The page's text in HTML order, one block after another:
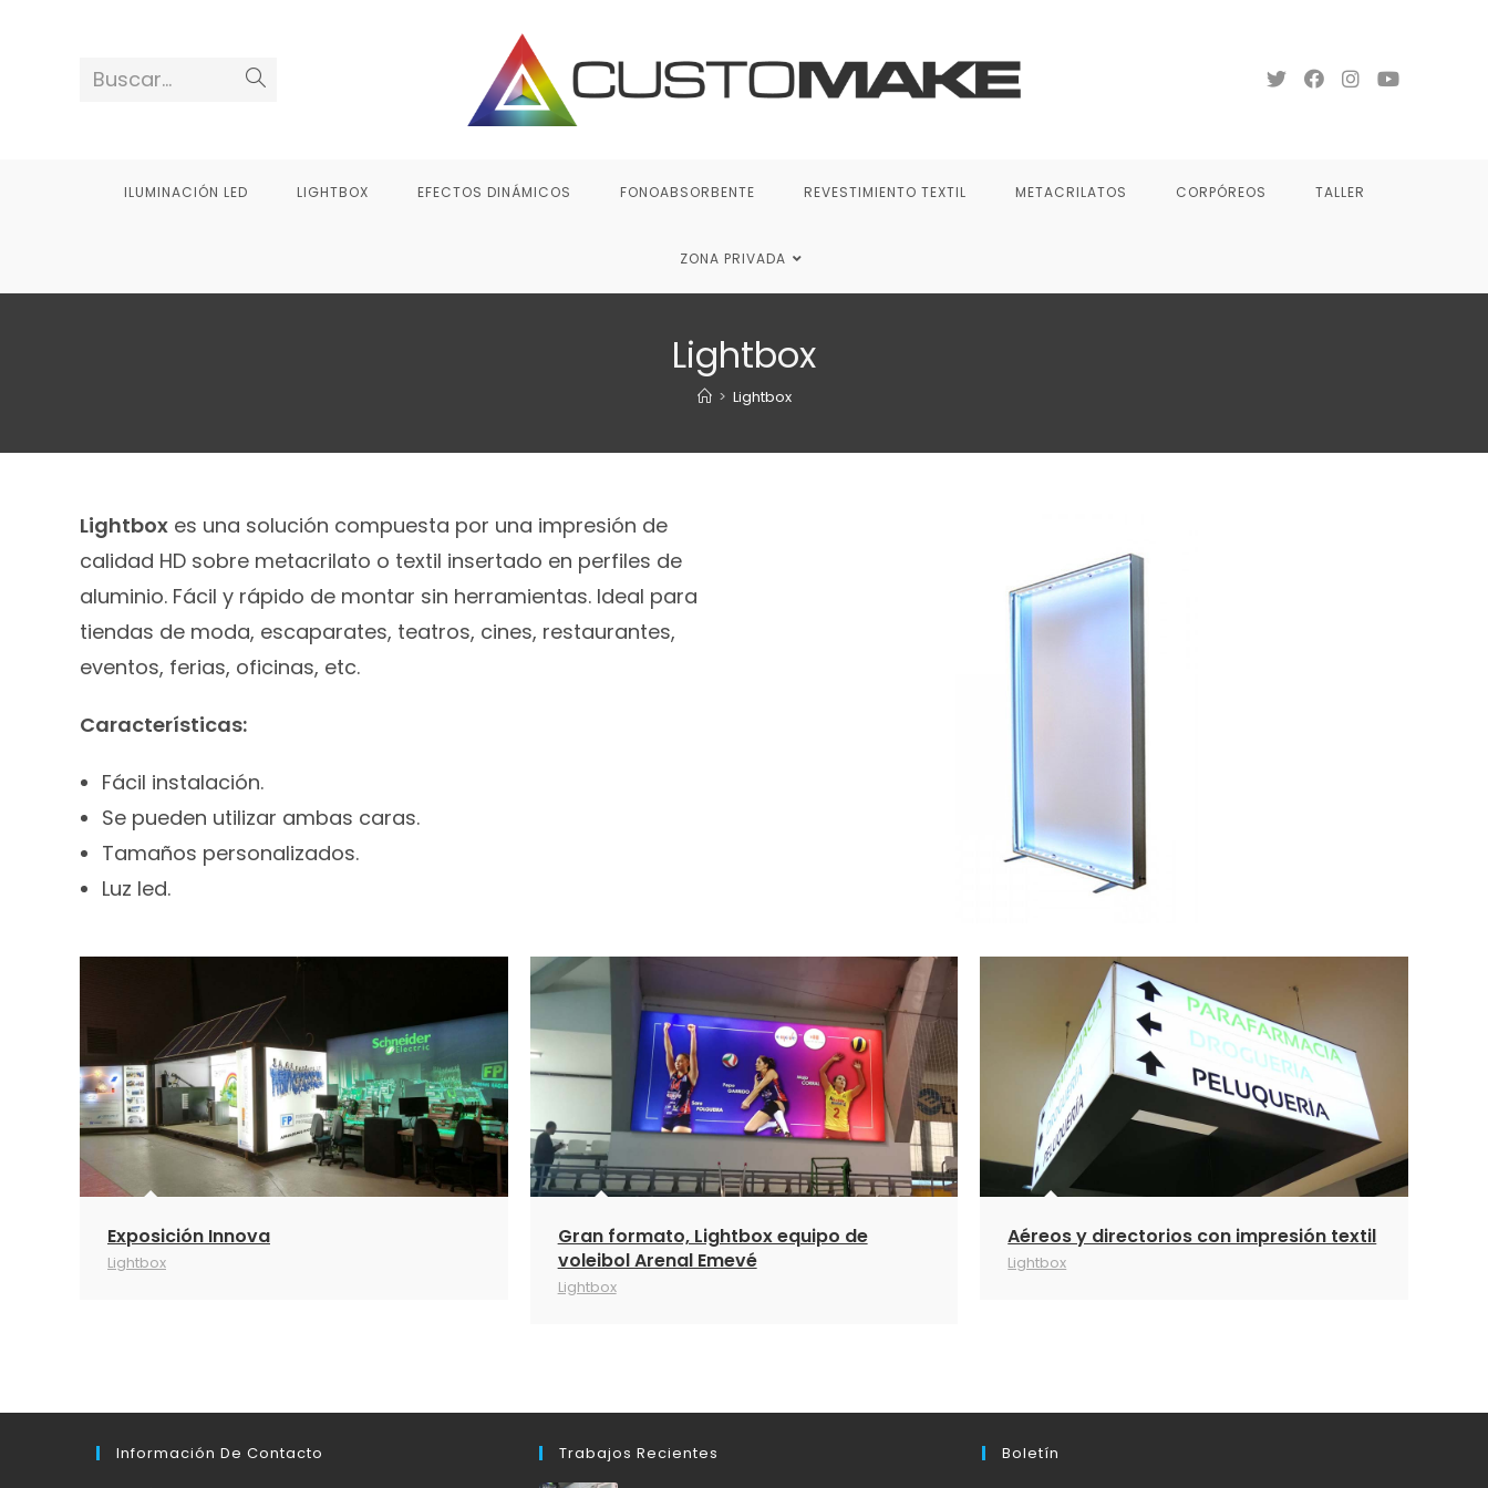
Buscar...
ILUMINACIÓN LED LIGHTBOX EFECTOS DINÁMICOS FONOABSORBENTE REVESTIMIENTO TEXTIL METACRILATOS CORPÓREOS TALLER
ZONA PRIVADA
Lightbox
> Lightbox
Lightbox es una solución compuesta por una impresión de
calidad HD sobre metacrilato o textil insertado en perfiles de
aluminio. Fácil y rápido de montar sin herramientas. Ideal para
tiendas de moda, escaparates, teatros, cines, restaurantes,
eventos, ferias, oficinas, etc.
Características:
Fácil instalación.
Se pueden utilizar ambas caras.
Tamaños personalizados.
Luz led.
Exposición Innova
Lightbox
Gran formato, Lightbox equipo de
voleibol Arenal Emevé
Lightbox
Aéreos y directorios con impresión textil
Lightbox
Información De Contacto Trabajos Recientes Boletín